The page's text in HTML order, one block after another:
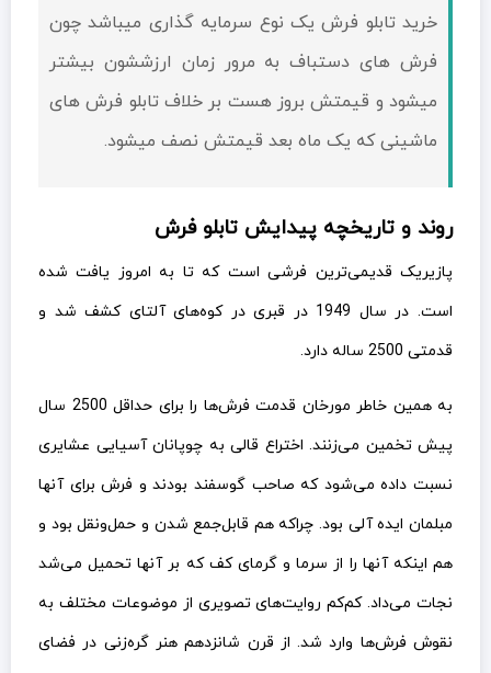
خرید تابلو فرش یک نوع سرمایه گذاری میباشد چون
فرش های دستباف به مرور زمان ارزششون بیشتر
میشود و قيمتش بروز هست بر خلاف تابلو فرش های
ماشینی که یک ماه بعد قيمتش نصف میشود.
روند و تاریخچه پیدایش تابلو فرش
پازیریک قدیمی‌ترین فرشی است که تا به امروز یافت شده
است. در سال 1949 در قبری در کوه‌های آلتای کشف شد و
قدمتی 2500 ساله دارد.
به همین خاطر مورخان قدمت فرش‌ها را برای حداقل 2500 سال
پیش تخمین می‌زنند. اختراع قالی به چوپانان آسیایی عشایری
نسبت داده می‌شود که صاحب گوسفند بودند و فرش برای آنها
مبلمان ایده آلی بود. چراکه هم قابل‌جمع شدن و حمل‌ونقل بود و
هم اینکه آنها را از سرما و گرمای کف که بر آنها تحمیل می‌شد
نجات می‌داد. کم‌کم روایت‌های تصویری از موضوعات مختلف به
نقوش فرش‌ها وارد شد. از قرن شانزدهم هنر گره‌زنی در فضای